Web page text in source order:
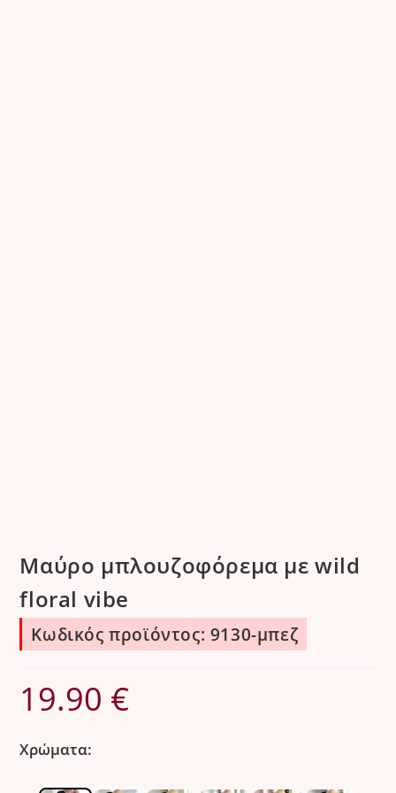
Μαύρο μπλουζοφόρεμα με wild
floral vibe
Κωδικός προϊόντος: 9130-μπεζ
19.90 €
Χρώματα: